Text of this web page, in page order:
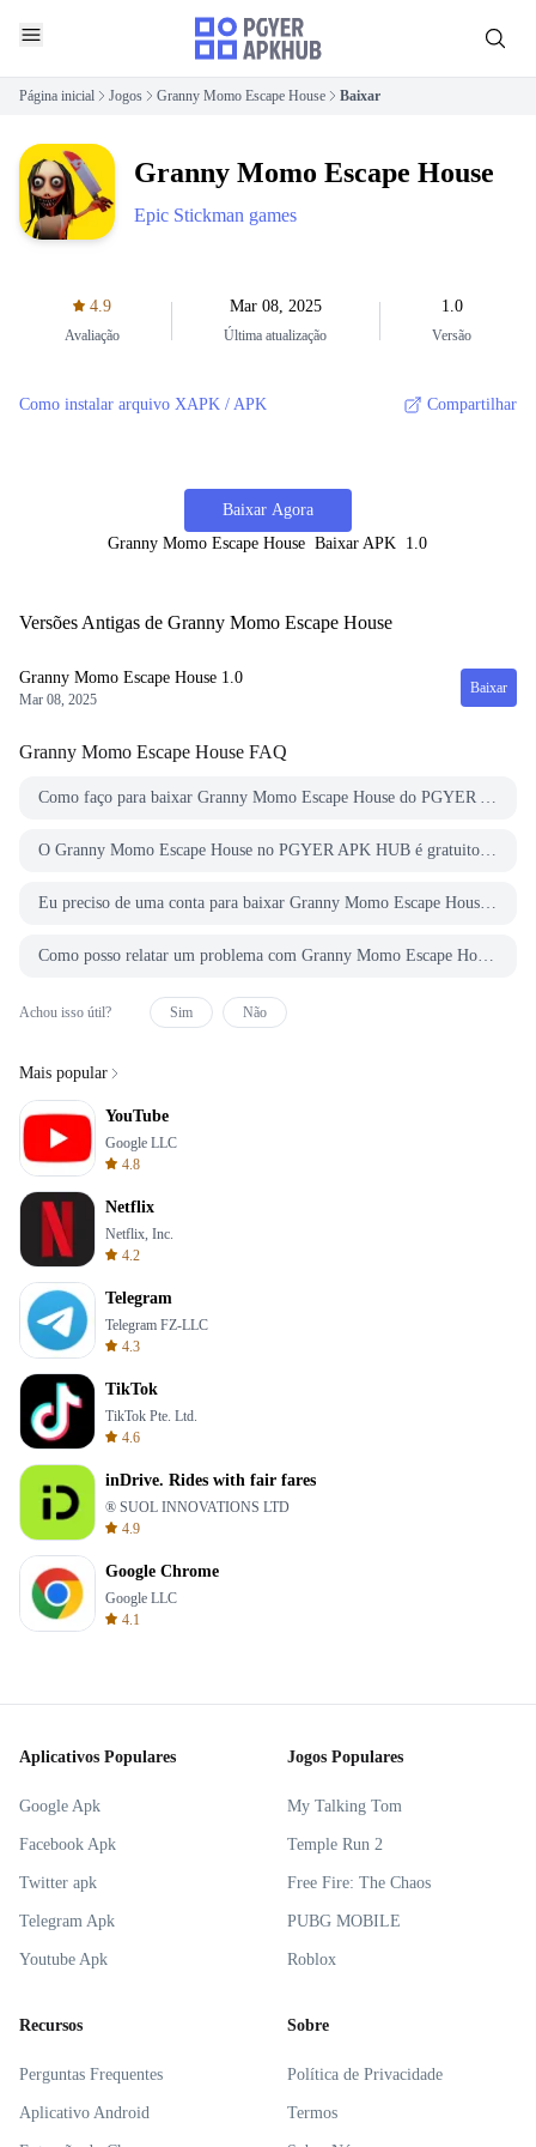
Página inicial Jogos Granny Momo Escape House Baixar
Granny Momo Escape House
Epic Stickman games
4.9
Avaliação
Mar 08, 2025
Última atualização
1.0
Versão
Como instalar arquivo XAPK / APK Compartilhar
Baixar Agora
Granny Momo Escape House Baixar APK 1.0
Versões Antigas de Granny Momo Escape House
Granny Momo Escape House 1.0
Mar 08, 2025
Baixar
Granny Momo Escape House FAQ
Como faço para baixar Granny Momo Escape House do PGYER APK HUB?
O Granny Momo Escape House no PGYER APK HUB é gratuito para baixar?
Eu preciso de uma conta para baixar Granny Momo Escape House do PGYER APK HUB?
Como posso relatar um problema com Granny Momo Escape House no PGYER APK HUB?
Achou isso útil? Sim Não
Mais popular
YouTube
Google LLC
4.8
Netflix
Netflix, Inc.
4.2
Telegram
Telegram FZ-LLC
4.3
TikTok
TikTok Pte. Ltd.
4.6
inDrive. Rides with fair fares
® SUOL INNOVATIONS LTD
4.9
Google Chrome
Google LLC
4.1
Aplicativos Populares
Google Apk
Facebook Apk
Twitter apk
Telegram Apk
Youtube Apk
Jogos Populares
My Talking Tom
Temple Run 2
Free Fire: The Chaos
PUBG MOBILE
Roblox
Recursos
Perguntas Frequentes
Aplicativo Android
Sobre
Política de Privacidade
Termos